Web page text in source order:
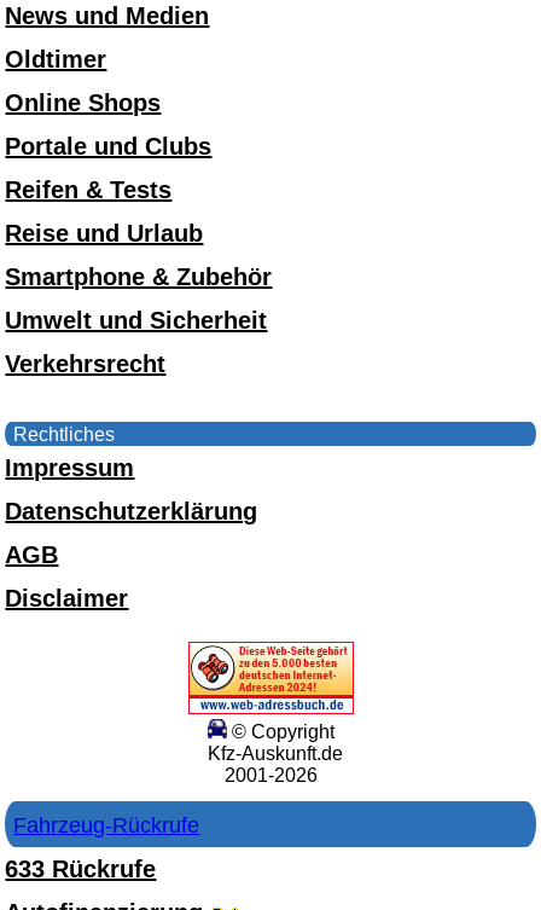
News und Medien
Oldtimer
Online Shops
Portale und Clubs
Reifen & Tests
Reise und Urlaub
Smartphone & Zubehör
Umwelt und Sicherheit
Verkehrsrecht
Rechtliches
Impressum
Datenschutzerklärung
AGB
Disclaimer
© Copyright
Kfz-Auskunft.de
2001-2026
Fahrzeug-Rückrufe
633 Rückrufe